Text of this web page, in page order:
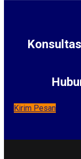
Kirim Pesan